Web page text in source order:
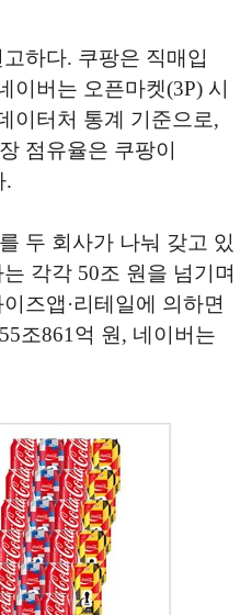
하다. 쿠팡은 직매입
이버는 오픈마켓(3P) 시
이터처 통계 기준으로,
점유율은 쿠팡이
.
두 회사가 나눠 갖고 있
각각 50조 원을 넘기며
즈앱·리테일에 의하면
조861억 원, 네이버는